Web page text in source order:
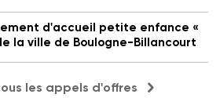
d'accueil petite enfance «
la ville de Boulogne-Billancourt
les appels d'offres